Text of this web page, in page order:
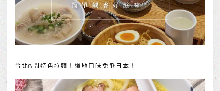
台北8間特色拉麵！道地口味免飛日本！